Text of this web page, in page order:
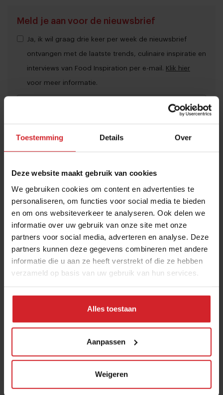
Toestemming Details Over
Deze website maakt gebruik van cookies
We gebruiken cookies om content en advertenties te
personaliseren, om functies voor social media te bieden
en om ons websiteverkeer te analyseren. Ook delen we
informatie over uw gebruik van onze site met onze
partners voor social media, adverteren en analyse. Deze
partners kunnen deze gegevens combineren met andere
informatie die u aan ze heeft verstrekt of die ze hebben
verzameld op basis van uw gebruik van hun services.
Alles toestaan
Aanpassen
Weigeren
Meld je aan voor de nieuwsbrief
Ja, ik wil graag drie keer per week de nieuwsbrief
ontvangen met de laatste trends, culinaire inspiratie en
interviews van Food Inspiration per e-mail. Klik hier
voor meer informatie.
4 augustus 2026 | 6 min
Joris Bijdendijk en Samuel Levie
openen eenmalig pop-uprestaurant
Bangkok is tegenwoordig meer dan
dampende noedelsoep
3 augustus 2026| 3 min
Nederlandse kweekzalmboer wil €1,5
miljoen ophalen voor verdere groei